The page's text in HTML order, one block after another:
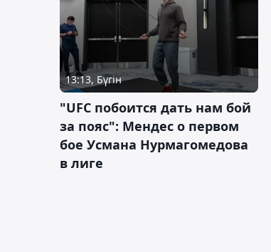
13:13, Бүгін
"UFC побоится дать нам бой
за пояс": Мендес о первом
бое Усмана Нурмагомедова
в лиге